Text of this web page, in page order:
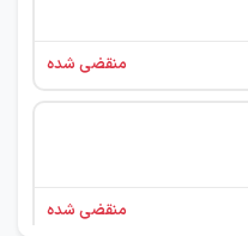
منقضی شده
منقضی شده